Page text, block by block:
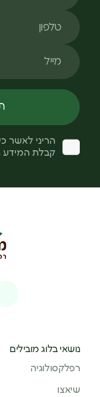
טלפון
מייל
הריני לאשר
קבלת המידע
נושאי בלוג מובילים
רפלקסולוגיה
שיאצו